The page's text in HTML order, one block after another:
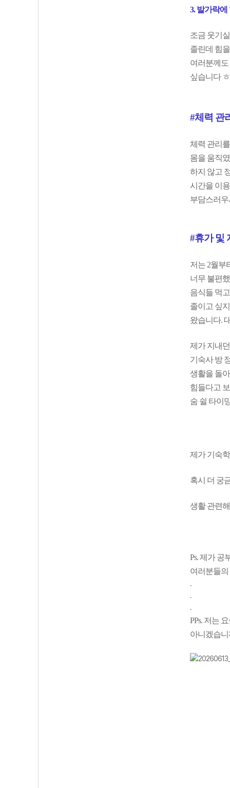
3. 발가락에
조금 웃기
졸린데 힘
여러분께
싶습니다
#체력 관
체력 관리
몸을 움직
하지 않고
시간을 이
부담스러
#휴가 및
저는 2월부
너무 불편
음식들 먹
졸이고 싶
왔습니다.
제가 지내
기숙사 방
생활을 돌
힘들다고
숨 쉴 타이
제가 기숙
혹시 더 궁
생활 관련
Ps. 제가 공
여러분들
.
.
.
PPs. 저는
아니겠습